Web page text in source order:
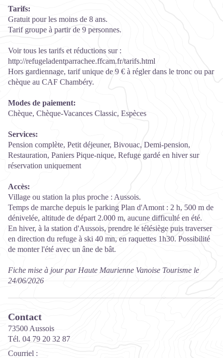
Tarifs:
Gratuit pour les moins de 8 ans.
Tarif groupe à partir de 9 personnes.
Voir tous les tarifs et réductions sur :
http://refugeladentparrachee.ffcam.fr/tarifs.html
Hors gardiennage, tarif unique de 9 € à régler dans le tronc ou par
chèque au CAF Chambéry.
Modes de paiement:
Chèque, Chèque-Vacances Classic, Espèces
Services:
Pension complète, Petit déjeuner, Bivouac, Demi-pension,
Restauration, Paniers Pique-nique, Refuge gardé en hiver sur
réservation uniquement
Accès:
Village ou station la plus proche : Aussois.
Temps de marche depuis le parking Plan d'Amont : 2 h, 500 m de
dénivelée, altitude de départ 2.000 m, aucune difficulté en été.
En hiver, à la station d'Aussois, prendre le télésiège puis traverser
en direction du refuge à ski 40 mn, en raquettes 1h30. Possibilité
de monter l'été avec un âne de bât.
Fiche mise à jour par Haute Maurienne Vanoise Tourisme le
24/06/2026
Contact
73500 Aussois
Tél. 04 79 20 32 87
Courriel :